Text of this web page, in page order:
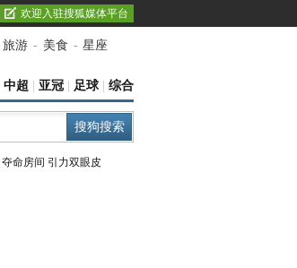
欢迎入驻搜狐媒体平台
旅游 - 美食 - 星座
中超 亚冠 足球 综合
夺命房间 引力双眼皮